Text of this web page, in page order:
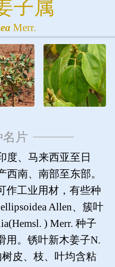
子属
Merr.
片
度、马来西亚至日
西南、南部至东部。
作工业用材，有些种
Allen、簇叶
) Merr. 种子
用。锈叶新木姜子N.
树皮、枝、叶均含粘